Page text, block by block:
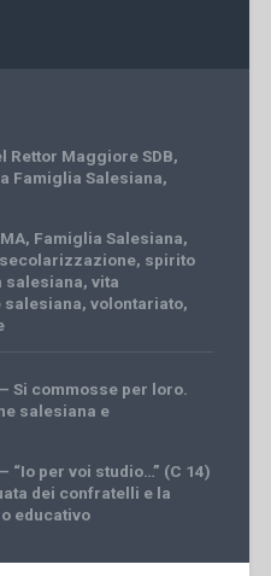
Rettor Maggiore SDB,
Famiglia Salesiana,
, Famiglia Salesiana,
secolarizzazione, spirito
salesiana, vita
salesiana, volontariato,
Si commosse per loro.
salesiana e
“Io per voi studio…” (C 14)
dei confratelli e la
educativo